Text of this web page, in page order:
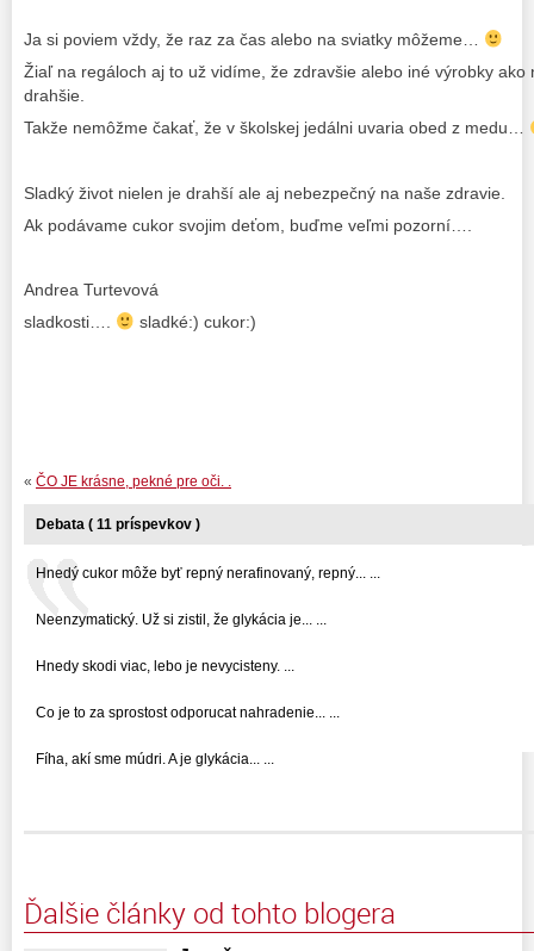
Ja si poviem vždy, že raz za čas alebo na sviatky môžeme…
Žiaľ na regáloch aj to už vidíme, že zdravšie alebo iné výrobky ako
drahšie.
Takže nemôžme čakať, že v školskej jedálni uvaria obed z medu…
Sladký život nielen je drahší ale aj nebezpečný na naše zdravie.
Ak podávame cukor svojim deťom, buďme veľmi pozorní….
Andrea Turtevová
sladkosti….
sladké:) cukor:)
« ČO JE krásne, pekné pre oči. .
Debata ( 11 príspevkov )
Hnedý cukor môže byť repný nerafinovaný, repný... ...
Neenzymatický. Už si zistil, že glykácia je... ...
Hnedy skodi viac, lebo je nevycisteny. ...
Co je to za sprostost odporucat nahradenie... ...
Fíha, akí sme múdri. A je glykácia... ...
Ďalšie články od tohto blogera